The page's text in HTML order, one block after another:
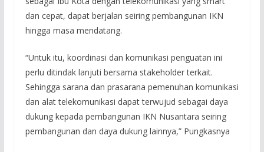
dan cepat, dapat berjalan seiring pembangunan IKN
hingga masa mendatang.
“Untuk itu, koordinasi dan komunikasi penguatan ini
perlu ditindak lanjuti bersama stakeholder terkait.
Sehingga sarana dan prasarana pemenuhan komunikasi
dan alat telekomunikasi dapat terwujud sebagai daya
dukung kepada pembangunan IKN Nusantara seiring
pembangunan dan daya dukung lainnya,” Pungkasnya